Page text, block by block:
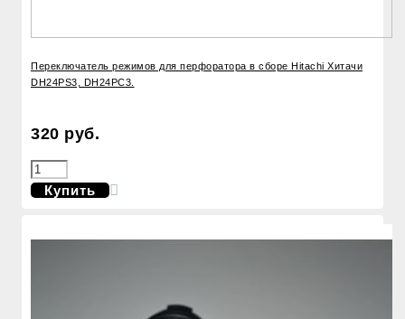
Переключатель режимов для перфоратора в сборе Hitachi Хитачи
DH24PS3, DH24PC3.
320 руб.
Купить